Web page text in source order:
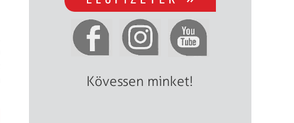
Kövessen minket!